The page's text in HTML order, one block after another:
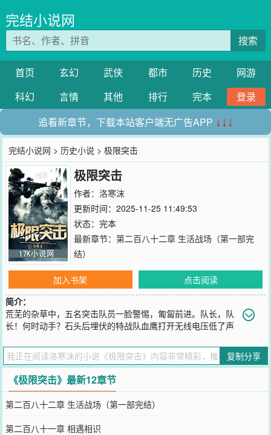
完结小说网
搜索
首页 玄幻 武侠 都市 历史
网游
科幻
言情 其他 排行 完本
登录
追看新章节，下载本站客户端无广告APP ↓↓↓
完结小说网 > 历史小说 > 极限突击
极限突击
作者： 洛寒沫
更新时间：2025-11-25 11:49:53
状态：完本
最新章节： 第二百八十二章 生活战场（第一部完
结）
加入书架
点击阅读
简介：
荒芜的杂草中，五名突击队员一脸警惕，匍匐前进。队长，队
长！何时动手？石头后埋伏的特战队血鹰打开无线电压低了声
量压低声音。无线电信号的使用在此刻是格外危险的，他不想出什么
意外！很快，天边泛起鱼肚白。这一时刻正是敌军机能反应最迟钝的
时候。血鹰，十点钟方向。击毙右侧机枪手！冷锋打开无线电命令
道。----------------
您要是觉得《 极限突击》还不错的话请不要忘记向您QQ群和微博微信
里的朋友推荐哦！
复制分享
《极限突击》最新12章节
第二百八十二章 生活战场（第一部完结）
第二百八十一章 相遇相识